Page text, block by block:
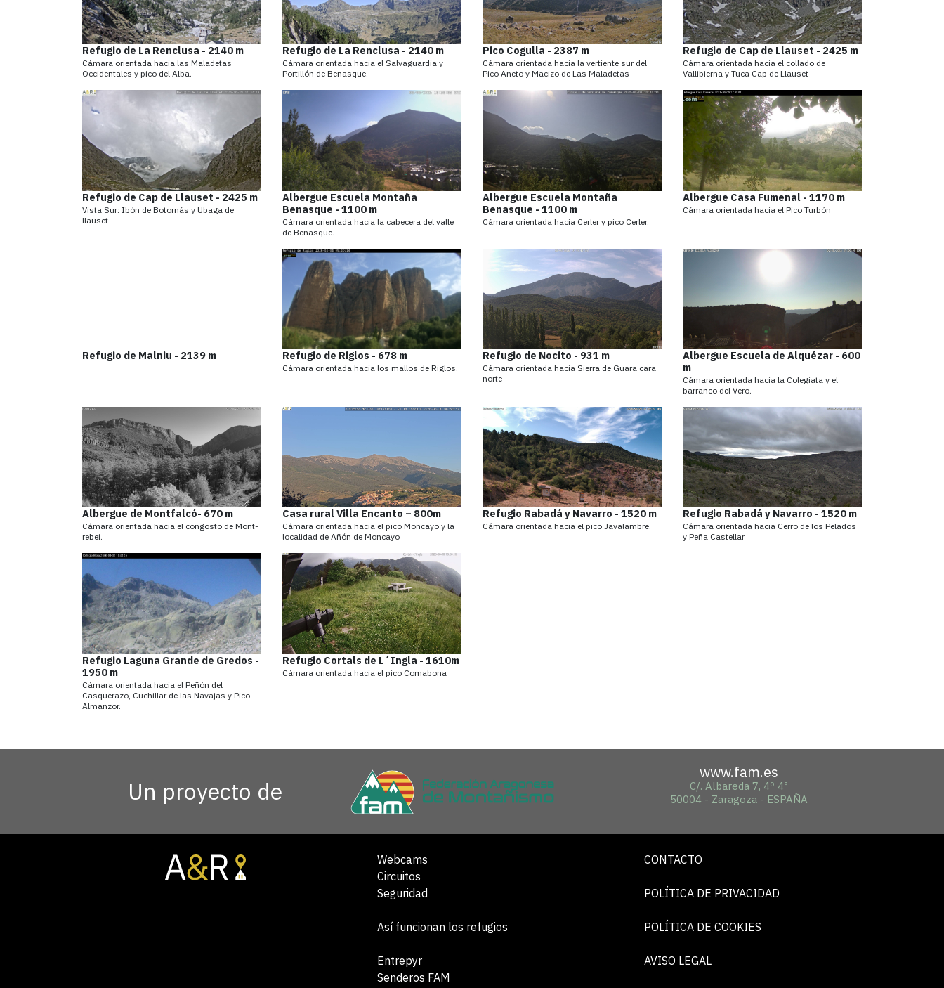
Refugio de La Renclusa - 2140 m
Cámara orientada hacia las Maladetas
Occidentales y pico del Alba.
Refugio de La Renclusa - 2140 m
Cámara orientada hacia el Salvaguardia y
Portillón de Benasque.
Pico Cogulla - 2387 m
Cámara orientada hacia la vertiente sur del
Pico Aneto y Macizo de Las Maladetas
Refugio de Cap de Llauset - 2425 m
Cámara orientada hacia el collado de
Vallibierna y Tuca Cap de Llauset
Refugio de Cap de Llauset - 2425 m
Vista Sur: Ibón de Botornás y Ubaga de
llauset
Albergue Escuela Montaña
Benasque - 1100 m
Cámara orientada hacia la cabecera del valle
de Benasque.
Albergue Escuela Montaña
Benasque - 1100 m
Cámara orientada hacia Cerler y pico Cerler.
Albergue Casa Fumenal - 1170 m
Cámara orientada hacia el Pico Turbón
Refugio de Malniu - 2139 m Refugio de Riglos - 678 m
Cámara orientada hacia los mallos de Riglos.
Refugio de Nocito - 931 m
Cámara orientada hacia Sierra de Guara cara
norte
Albergue Escuela de Alquézar - 600
m
Cámara orientada hacia la Colegiata y el
barranco del Vero.
Albergue de Montfalcó- 670 m
Cámara orientada hacia el congosto de Mont-
rebei.
Casa rural Villa Encanto – 800m
Cámara orientada hacia el pico Moncayo y la
localidad de Añón de Moncayo
Refugio Rabadá y Navarro - 1520 m
Cámara orientada hacia el pico Javalambre.
Refugio Rabadá y Navarro - 1520 m
Cámara orientada hacia Cerro de los Pelados
y Peña Castellar
Refugio Laguna Grande de Gredos -
1950 m
Cámara orientada hacia el Peñón del
Casquerazo, Cuchillar de las Navajas y Pico
Almanzor.
Refugio Cortals de L´Ingla - 1610m
Cámara orientada hacia el pico Comabona
Un proyecto de
www.fam.es
C/. Albareda 7, 4º 4ª
50004 - Zaragoza - ESPAÑA
Webcams
Circuitos
Seguridad
Así funcionan los refugios
Entrepyr
Senderos FAM
CONTACTO
POLÍTICA DE PRIVACIDAD
POLÍTICA DE COOKIES
AVISO LEGAL